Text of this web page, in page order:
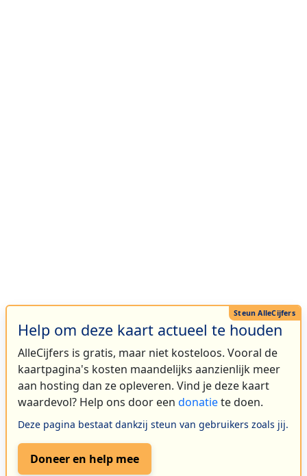
Help om deze kaart actueel te houden
AlleCijfers is gratis, maar niet kosteloos. Vooral de
kaartpagina's kosten maandelijks aanzienlijk meer
aan hosting dan ze opleveren. Vind je deze kaart
waardevol? Help ons door een donatiete doen.
Deze pagina bestaat dankzij steun van gebruikers zoals jij.
Doneer en help mee